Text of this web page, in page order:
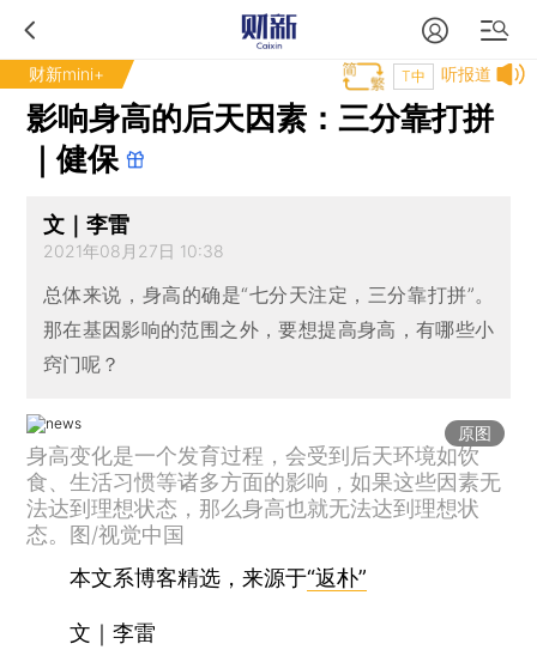
财新mini+ 听报道
T中
影响身高的后天因素：三分靠打拼
｜健保
文｜李雷
2021年08月27日 10:38
总体来说，身高的确是“七分天注定，三分靠打拼”。
那在基因影响的范围之外，要想提高身高，有哪些小
窍门呢？
原图
身高变化是一个发育过程，会受到后天环境如饮
食、生活习惯等诸多方面的影响，如果这些因素无
法达到理想状态，那么身高也就无法达到理想状
态。图/视觉中国
本文系博客精选，来源于“返朴”
文｜李雷